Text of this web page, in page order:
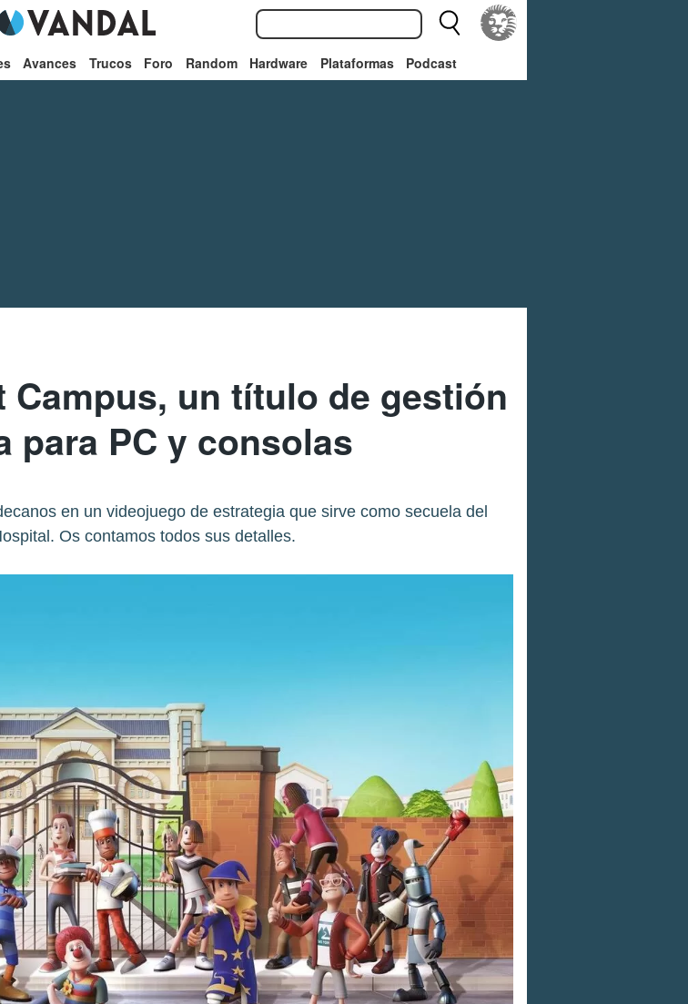
Avances Trucos Foro Random Hardware Plataformas Podcast
Campus, un título de gestión
para PC y consolas
en un videojuego de estrategia que sirve como secuela del
Os contamos todos sus detalles.